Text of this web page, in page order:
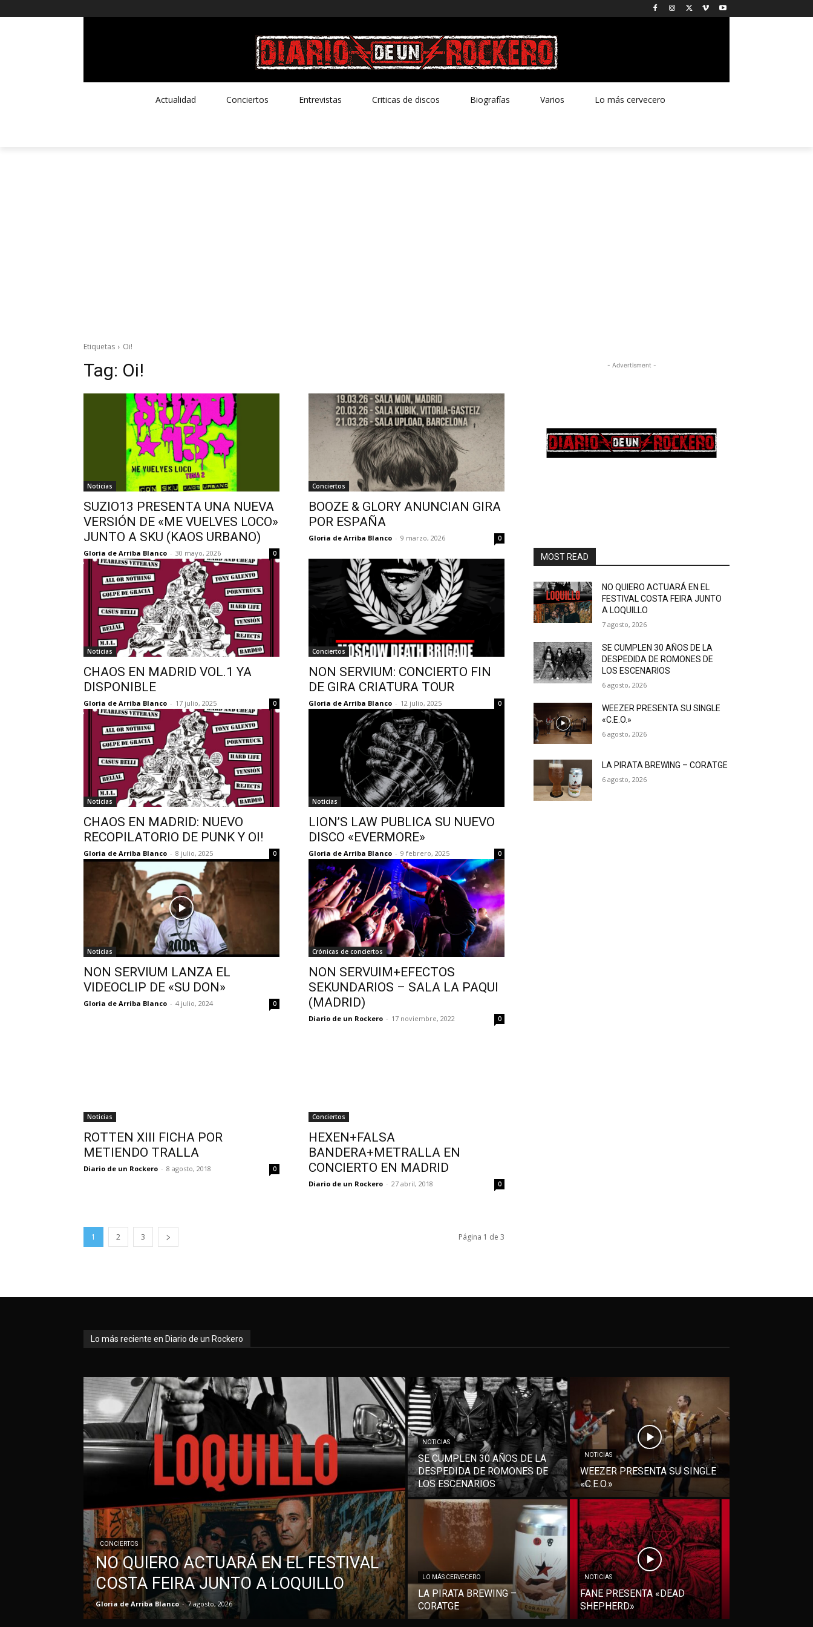
Actualidad Conciertos Entrevistas Criticas de discos Biografías Varios Lo más cervecero
Etiquetas Oi!
Tag: Oi!
Noticias
SUZIO13 PRESENTA UNA NUEVA
VERSIÓN DE «ME VUELVES LOCO»
JUNTO A SKU (KAOS URBANO)
Gloria de Arriba Blanco - 30 mayo, 2026 0
Conciertos
BOOZE & GLORY ANUNCIAN GIRA
POR ESPAÑA
Gloria de Arriba Blanco - 9 marzo, 2026 0
Noticias
CHAOS EN MADRID VOL.1 YA
DISPONIBLE
Gloria de Arriba Blanco - 17 julio, 2025 0
Conciertos
NON SERVIUM: CONCIERTO FIN
DE GIRA CRIATURA TOUR
Gloria de Arriba Blanco - 12 julio, 2025 0
Noticias
CHAOS EN MADRID: NUEVO
RECOPILATORIO DE PUNK Y OI!
Gloria de Arriba Blanco - 8 julio, 2025 0
Noticias
LION’S LAW PUBLICA SU NUEVO
DISCO «EVERMORE»
Gloria de Arriba Blanco - 9 febrero, 2025 0
Noticias
NON SERVIUM LANZA EL
VIDEOCLIP DE «SU DON»
Gloria de Arriba Blanco - 4 julio, 2024 0
Crónicas de conciertos
NON SERVUIM+EFECTOS
SEKUNDARIOS – SALA LA PAQUI
(MADRID)
Diario de un Rockero - 17 noviembre, 2022 0
Noticias
ROTTEN XIII FICHA POR
METIENDO TRALLA
Diario de un Rockero - 8 agosto, 2018 0
Conciertos
HEXEN+FALSA
BANDERA+METRALLA EN
CONCIERTO EN MADRID
Diario de un Rockero - 27 abril, 2018 0
1 2 3 Página 1 de 3
- Advertisment -
MOST READ
NO QUIERO ACTUARÁ EN EL
FESTIVAL COSTA FEIRA JUNTO
A LOQUILLO
7 agosto, 2026
SE CUMPLEN 30 AÑOS DE LA
DESPEDIDA DE ROMONES DE
LOS ESCENARIOS
6 agosto, 2026
WEEZER PRESENTA SU SINGLE
«C.E.O.»
6 agosto, 2026
LA PIRATA BREWING – CORATGE
6 agosto, 2026
Lo más reciente en Diario de un Rockero
CONCIERTOS
NO QUIERO ACTUARÁ EN EL FESTIVAL
COSTA FEIRA JUNTO A LOQUILLO
Gloria de Arriba Blanco - 7 agosto, 2026
NOTICIAS
SE CUMPLEN 30 AÑOS DE LA
DESPEDIDA DE ROMONES DE
LOS ESCENARIOS
NOTICIAS
WEEZER PRESENTA SU SINGLE
«C.E.O.»
LO MÁS CERVECERO
LA PIRATA BREWING –
CORATGE
NOTICIAS
FANE PRESENTA «DEAD
SHEPHERD»